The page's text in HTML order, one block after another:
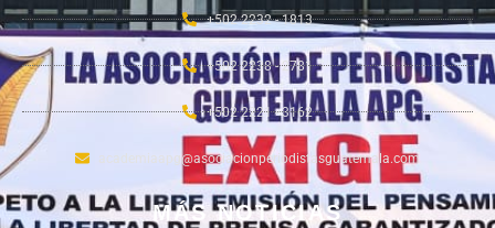
+502 2232 - 1813
+502 2238 - 2781
+502 2221 - 3162
academiaapg@asociacionperiodistasguatemala.com
MÁS NOTICIAS